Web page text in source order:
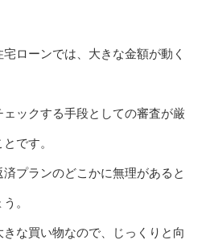
ローンでは、大きな金額が動く
ックする手段としての審査が厳
です。
プランのどこかに無理があると
。
な買い物なので、じっくりと向